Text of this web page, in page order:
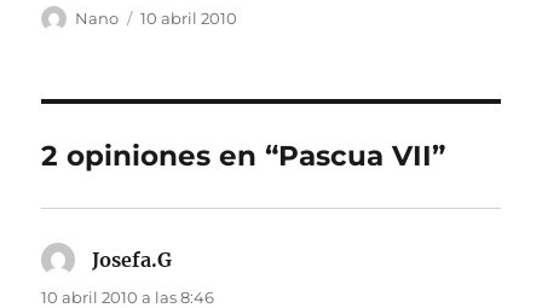
Autor
Nano
Publicado
10 abril 2010
2 opiniones en “Pascua VII”
Josefa.G
10 abril 2010 a las 8:46